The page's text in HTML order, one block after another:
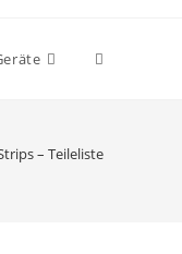
Website-
– Teileliste